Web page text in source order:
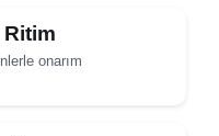
onarım